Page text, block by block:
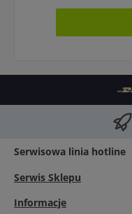
Serwisowa linia hotline
Serwis Sklepu
Informacje